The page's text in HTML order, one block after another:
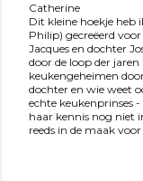
Catherine
Dit kleine hoekje heb
Philip) gecreëerd
Jacques en dochter
door de loop der
keukengeheimen
dochter en wie weet
echte keukenprinses
haar kennis nog niet
reeds in de maak